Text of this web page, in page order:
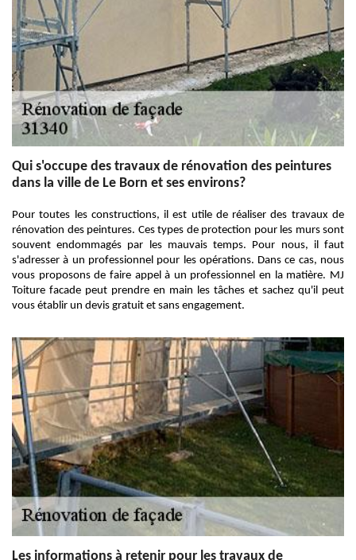
Qui s'occupe des travaux de rénovation des peintures
dans la ville de Le Born et ses environs?
Pour toutes les constructions, il est utile de réaliser des travaux de
rénovation des peintures. Ces types de protection pour les murs sont
souvent endommagés par les mauvais temps. Pour nous, il faut
s'adresser à un professionnel pour les opérations. Dans ce cas, nous
vous proposons de faire appel à un professionnel en la matière. MJ
Toiture facade peut prendre en main les tâches et sachez qu'il peut
vous établir un devis gratuit et sans engagement.
Les informations à retenir pour les travaux de